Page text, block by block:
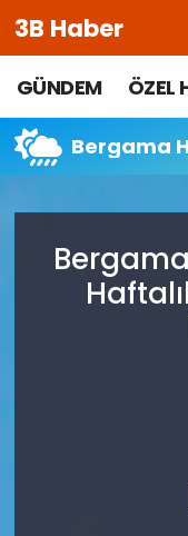
3B Haber
GÜNDEM ÖZEL
Bergama
Beypazarı
Beypazarı
Tüm
Son Dakika